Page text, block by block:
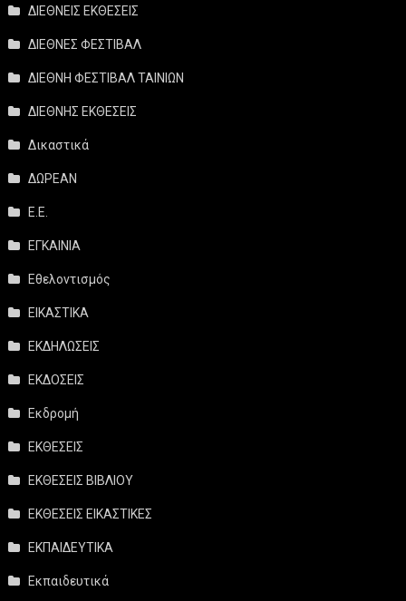
ΔΙΕΘΝΕΙΣ ΕΚΘΕΣΕΙΣ
ΔΙΕΘΝΕΣ ΦΕΣΤΙΒΑΛ
ΔΙΕΘΝΗ ΦΕΣΤΙΒΑΛ ΤΑΙΝΙΩΝ
ΔΙΕΘΝΗΣ ΕΚΘΕΣΕΙΣ
Δικαστικά
ΔΩΡΕΑΝ
Ε.Ε.
ΕΓΚΑΙΝΙΑ
Εθελοντισμός
ΕΙΚΑΣΤΙΚΑ
ΕΚΔΗΛΩΣΕΙΣ
ΕΚΔΟΣΕΙΣ
Εκδρομή
ΕΚΘΕΣΕΙΣ
ΕΚΘΕΣΕΙΣ ΒΙΒΛΙΟΥ
ΕΚΘΕΣΕΙΣ ΕΙΚΑΣΤΙΚΕΣ
ΕΚΠΑΙΔΕΥΤΙΚΑ
Εκπαιδευτικά